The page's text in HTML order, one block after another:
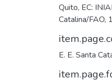
Quito, EC:
Catalina/FAO,
E. E. Santa